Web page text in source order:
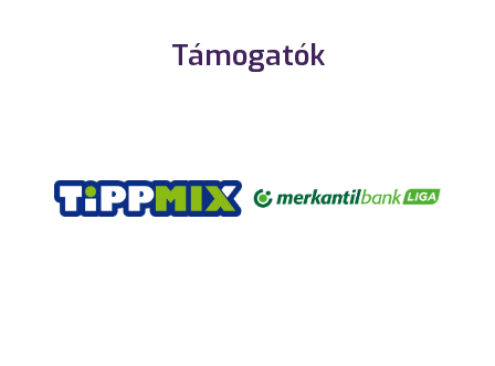
Támogatók